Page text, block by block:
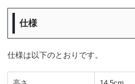
仕様
仕様は以下のとおりです。